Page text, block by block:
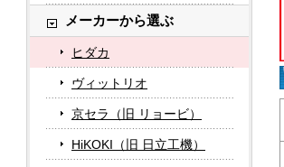
メーカーから選ぶ
ヒダカ
ヴィットリオ
京セラ（旧 リョービ）
HiKOKI（旧 日立工機）